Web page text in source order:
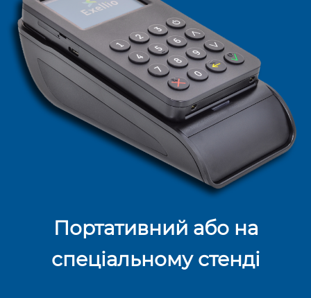
Портативний або на
спеціальному стенді